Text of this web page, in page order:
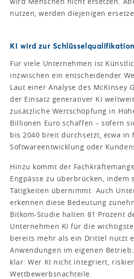
nutzen, werden diejenigen
KI wird zur Schlüsselqualifikation
Für viele Unternehmen ist
inzwischen ein entscheidender
Laut einer Analyse des McKinsey
der Einsatz generativer KI
zusätzliche Wertschöpfung in
Billionen Euro schaffen – sofern
bis 2040 breit durchsetzt, etwa in
Softwareentwicklung oder
Hinzu kommt der
Engpässe zu überbrücken, indem
Tätigkeiten übernimmt. Auch
erkennen diese Bedeutung
Bitkom-Studie halten 81 Prozent
Unternehmen KI für die
bereits mehr als ein Drittel nutzt
Anwendungen im eigenen
klar: Wer KI nicht integriert,
Wettbewerbsnachteile.